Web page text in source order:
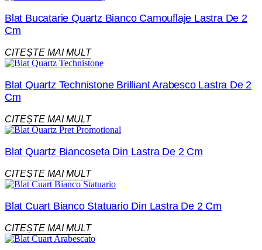
Blat Bucatarie Quartz Bianco Camouflaje Lastra De 2
Cm
CITEȘTE MAI MULT
Blat Quartz Technistone Brilliant Arabesco Lastra De 2
Cm
CITEȘTE MAI MULT
Blat Quartz Biancoseta Din Lastra De 2 Cm
CITEȘTE MAI MULT
Blat Cuart Bianco Statuario Din Lastra De 2 Cm
CITEȘTE MAI MULT